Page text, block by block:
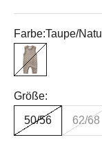
Farbe:Taupe/
Taupe/Natur
Größe:
50/56 62/68